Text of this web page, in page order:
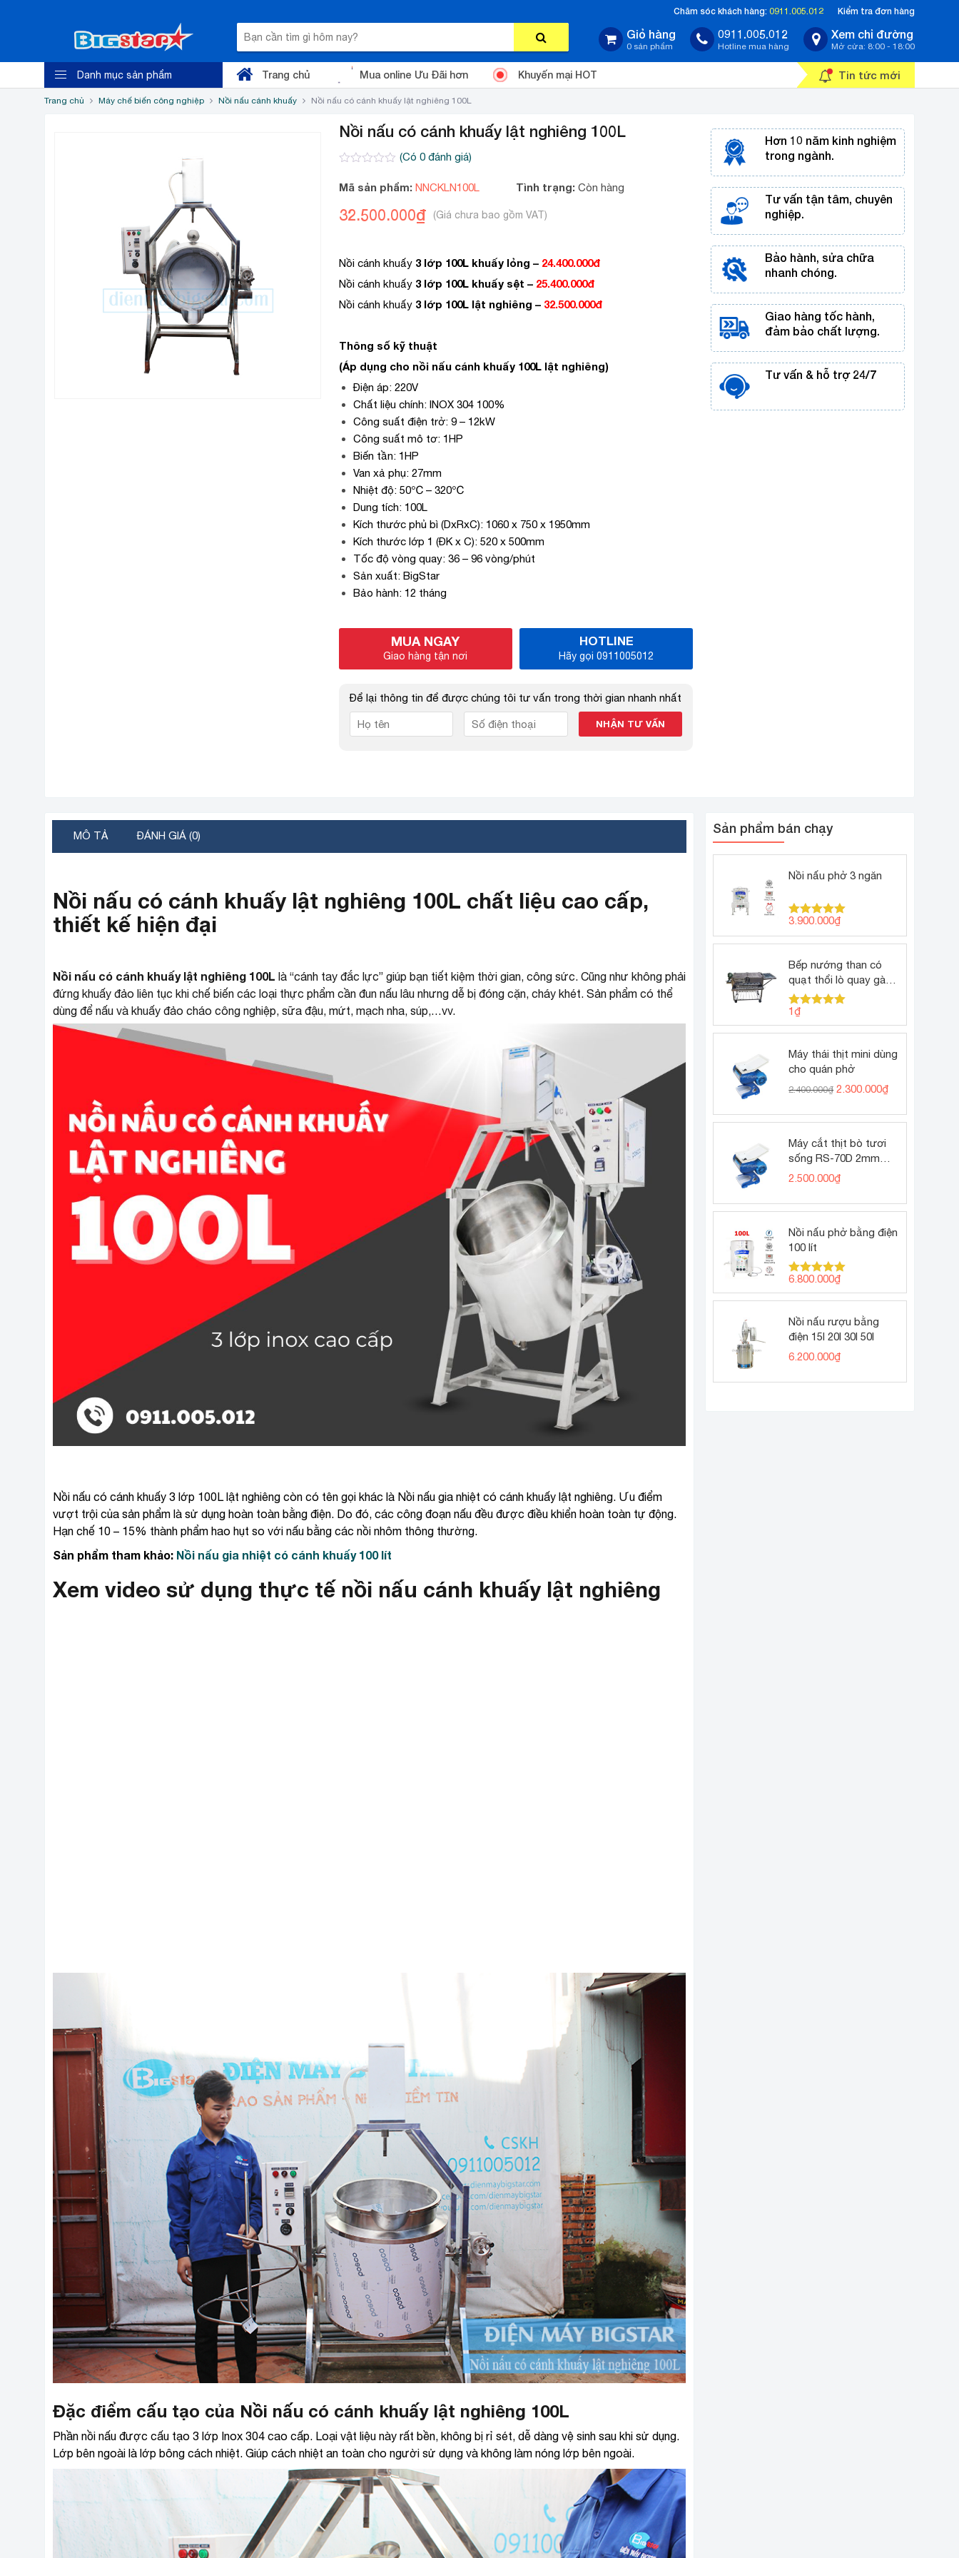
Chăm sóc khách hàng: 0911.005.012 Kiểm tra đơn hàng
Giỏ hàng
0 sản phẩm
0911.005.012
Hotline mua hàng
Xem chỉ đường
Mở cửa: 8:00 - 18:00
Danh mục sản phẩm Trang chủ Mua online Ưu Đãi hơn Khuyến mại HOT Tin tức mới
Trang chủ Máy chế biến công nghiệp Nồi nấu cánh khuấy Nồi nấu có cánh khuấy lật nghiêng 100L
Nồi nấu có cánh khuấy lật nghiêng 100L
trên
5
trên
(Có 0đánh giá)
Mã sản phẩm: NNCKLN100L Tình trạng: Còn hàng
32.500.000₫
Nồi cánh khuấy3 lớp 100L khuấy lỏng – 24.400.000đ
Nồi cánh khuấy3 lớp 100L khuấy sệt – 25.400.000đ
Nồi cánh khuấy3 lớp 100L lật nghiêng – 32.500.000đ
Thông số kỹ thuật
(Áp dụng cho nồi nấu cánh khuấy 100L lật nghiêng)
Điện áp: 220V
Chất liệu chính: INOX 304 100%
Công suất điện trở: 9 – 12kW
Công suất mô tơ: 1HP
Biến tần: 1HP
Van xả phụ: 27mm
Nhiệt độ: 50℃ – 320℃
Dung tích: 100L
Kích thước phủ bì (DxRxC): 1060 x 750 x 1950mm
Kích thước lớp 1 (ĐK x C): 520 x 500mm
Tốc độ vòng quay: 36 – 96 vòng/phút
Sản xuất: BigStar
Bảo hành: 12 tháng
MUA NGAY
Giao hàng tận nơi
HOTLINE
Hãy gọi 0911005012
Để lại thông tin để được chúng tôi tư vấn trong thời gian nhanh nhất
Hơn 10 năm kinh nghiệm
trong ngành.
Tư vấn tận tâm, chuyên
nghiệp.
Bảo hành, sửa chữa
nhanh chóng.
Giao hàng tốc hành,
đảm bảo chất lượng.
Tư vấn & hỗ trợ 24/7
MÔ TẢ ĐÁNH GIÁ (0)
Nồi nấu có cánh khuấy lật nghiêng 100L chất liệu cao cấp,
thiết kế hiện đại
Nồi nấu có cánh khuấy lật nghiêng 100L là “cánh tay đắc lực” giúp bạn tiết kiệm thời gian, công sức. Cũng như không phải
đứng khuấy đảo liên tục khi chế biến các loại thực phẩm cần đun nấu lâu nhưng dễ bị đóng cặn, cháy khét. Sản phẩm có thể
dùng để nấu và khuấy đảo cháo công nghiệp, sữa đậu, mứt, mạch nha, súp,…vv.
Nồi nấu có cánh khuấy 3 lớp 100L lật nghiêng còn có tên gọi khác là Nồi nấu gia nhiệt có cánh khuấy lật nghiêng. Ưu điểm
vượt trội của sản phẩm là sử dụng hoàn toàn bằng điện. Do đó, các công đoạn nấu đều được điều khiển hoàn toàn tự động.
Hạn chế 10 – 15% thành phẩm hao hụt so với nấu bằng các nồi nhôm thông thường.
Sản phẩm tham khảo: Nồi nấu gia nhiệt có cánh khuấy 100 lít
Xem video sử dụng thực tế nồi nấu cánh khuấy lật nghiêng
Đặc điểm cấu tạo của Nồi nấu có cánh khuấy lật nghiêng 100L
Phần nồi nấu được cấu tạo 3 lớp Inox 304 cao cấp. Loại vật liệu này rất bền, không bị rỉ sét, dễ dàng vệ sinh sau khi sử dụng.
Lớp bên ngoài là lớp bông cách nhiệt. Giúp cách nhiệt an toàn cho người sử dụng và không làm nóng lớp bên ngoài.
Sản phẩm bán chạy
Nồi nấu phở 3 ngăn
Được xếp
hạng5.00
5 sao
3.900.000₫
Bếp nướng than có
quạt thổi lò quay gà
vịt
Được xếp
hạng5.00
5 sao
1₫
Máy thái thịt mini dùng
cho quán phở
2.400.000₫ Giá
là:
2.300.000₫Giá
tại
Máy cắt thịt bò tươi
sống RS-70D 2mm
(thịt bò tái phở)
2.500.000₫
Nồi nấu phở bằng điện
100 lít
Được xếp
hạng5.00
5 sao
6.800.000₫
Nồi nấu rượu bằng
điện 15l 20l 30l 50l
6.200.000₫